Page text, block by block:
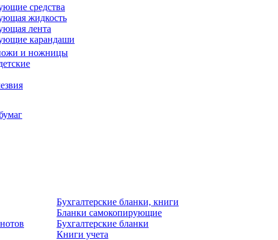
средства
жидкость
лента
карандаши
и ножницы
Бухгалтерские бланки, книги
Бланки самокопирующие
Бухгалтерские бланки
Книги учета